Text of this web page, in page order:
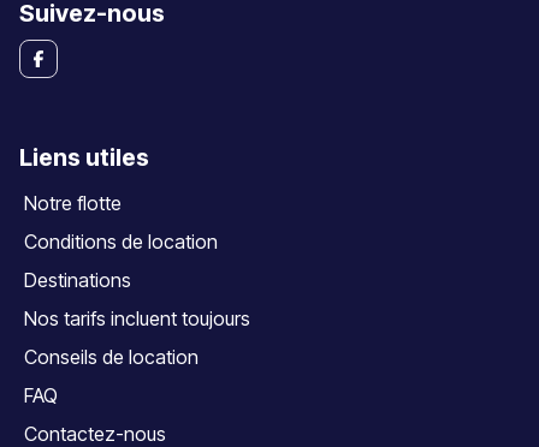
Suivez-nous
Liens utiles
Notre flotte
Conditions de location
Destinations
Nos tarifs incluent toujours
Conseils de location
FAQ
Contactez-nous